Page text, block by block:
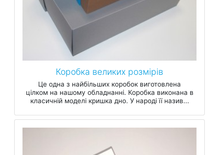
Коробка великих розмірів
Це одна з найбільших коробок виготовлена
цілком на нашому обладнанні. Коробка виконана в
класичній моделі кришка дно. У народі її назив...